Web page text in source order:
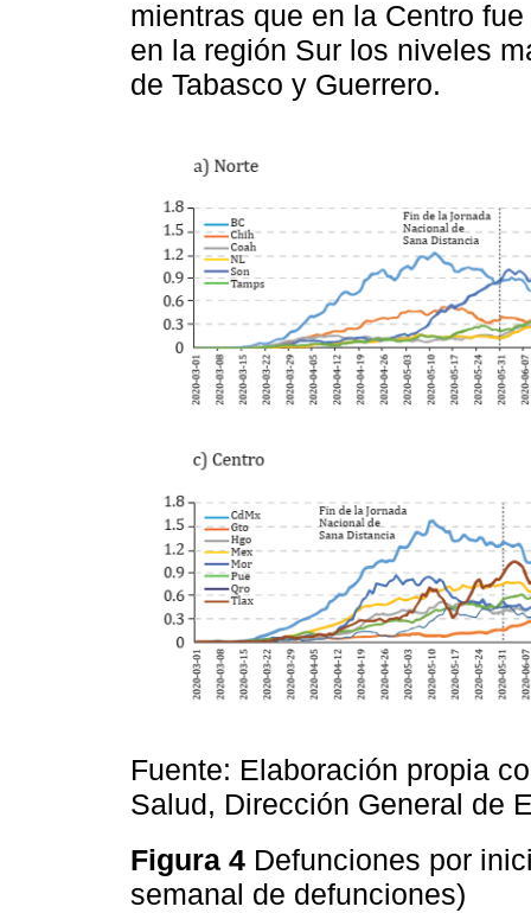
mientras que en la Centro
en la región Sur los niveles
de Tabasco y Guerrero.
Fuente: Elaboración propia
Salud, Dirección General de
Figura 4 Defunciones por
semanal de defunciones)